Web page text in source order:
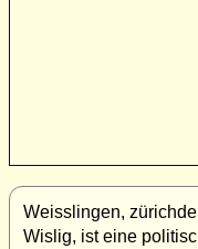
Weisslingen,
Wislig, ist eine